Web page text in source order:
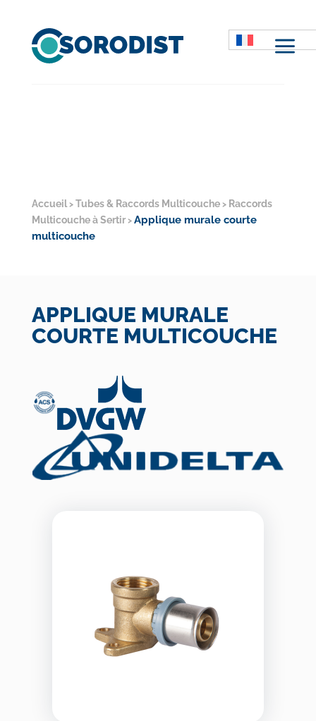
M
Accueil> Tubes & Raccords Multicouche> Raccords
Multicouche à Sertir> Applique murale courte
multicouche
APPLIQUE MURALE
COURTE MULTICOUCHE